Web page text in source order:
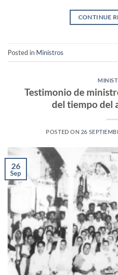
CONTINUE
Posted in Ministros
Testimonio de
del tiempo del
POSTED ON 26
26
Sep